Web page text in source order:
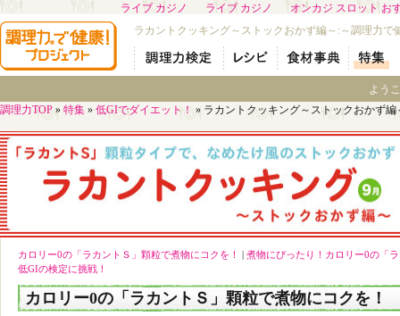
ライブ カジノ ライブ カジノ
オンカジ スロット お
ラカントクッキング～ストックおかず編～:～調理力で
よう
調理力TOP» 特集 » 低GIでダイエット！» ラカントクッキング～ストックおかず編
カロリー0の「ラカントＳ」顆粒で煮物にコクを！ | 煮物にぴったり！カロリー0の「
低GIの検定に挑戦！
カロリー0の「ラカントＳ」顆粒で煮物にコクを！